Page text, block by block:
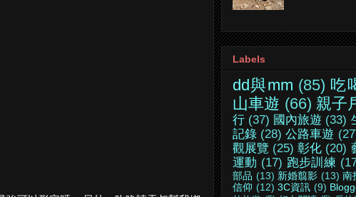
Labels
dd與mm (85) 吃
山車遊 (66) 親子
行 (37) 國內旅遊 (33)
記錄 (28) 公路車遊
觀展覽 (25) 彰化 (20)
運動 (17) 跑步訓練
部品 (13) 新婚翦影 (13) 南
信仰 (12) 3C資訊 (9)